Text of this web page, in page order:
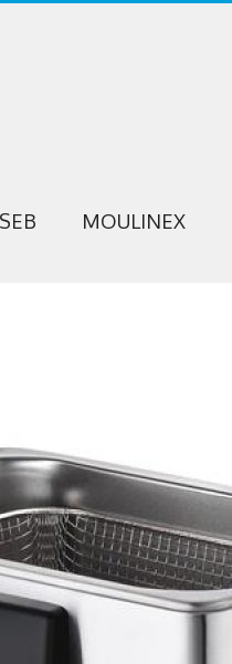
SEB MOULINEX